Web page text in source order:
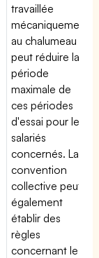
travaillée
mécaniquement
au chalumeau
peut réduire la
période
maximale de
ces périodes
d'essai pour les
salariés
concernés. La
convention
collective peut
également
établir des
règles
concernant les